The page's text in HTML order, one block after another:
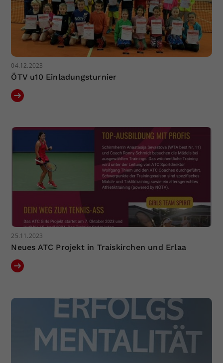
04.12.2023
ÖTV u10 Einladungsturnier
25.11.2023
Neues ATC Projekt in Traiskirchen und Erlaa